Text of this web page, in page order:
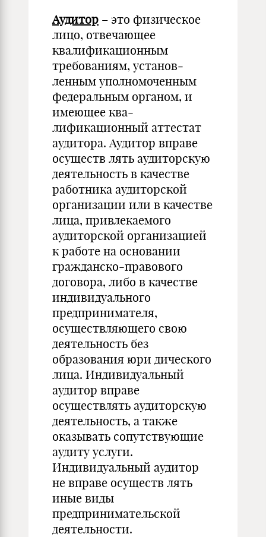
Аудитор – это физическое
лицо, отвечающее
квалификационным
требованиям, установ­
ленным уполномоченным
федеральным органом, и
имеющее ква­
лификационный аттестат
аудитора. Аудитор вправе
осуществ лять аудиторскую
деятельность в качестве
работника аудитор­ской
организации или в качестве
лица, привлекаемого
аудитор­ской организацией
к работе на основании
гражданско-правового
договора, либо в качестве
индивидуального
предпринимате­ля,
осуществляющего свою
деятельность без
образования юри­ дического
лица. Индивидуальный
аудитор вправе
осуществлять аудиторскую
деятельность, а также
оказывать сопутствующие
аудиту услуги.
Индивидуальный аудитор
не вправе осуществ­ лять
иные виды
предпринимательской
деятельности.